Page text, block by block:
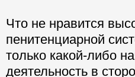
Что не нравится
пенитенциарной
только какой-либо
деятельность в